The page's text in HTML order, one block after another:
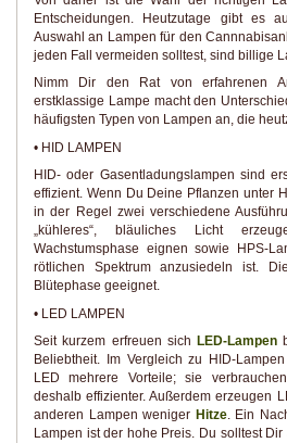
Entscheidungen. Heutzutage gibt es
Auswahl an Lampen für den
jeden Fall vermeiden solltest, sind billige
Nimm Dir den Rat von erfahrenen
erstklassige Lampe macht den
häufigsten Typen von Lampen an, die
• HID LAMPEN
HID- oder Gasentladungslampen sind
effizient. Wenn Du Deine Pflanzen unter
in der Regel zwei verschiedene
„kühleres“, bläuliches Licht
Wachstumsphase eignen sowie HPS-
rötlichen Spektrum anzusiedeln ist.
Blütephase geeignet.
• LED LAMPEN
Seit kurzem erfreuen sich LED-Lampen
Beliebtheit. Im Vergleich zu HID-
LED mehrere Vorteile; sie
deshalb effizienter. Außerdem erzeugen
anderen Lampen weniger Hitze. Ein
Lampen ist der hohe Preis. Du solltest